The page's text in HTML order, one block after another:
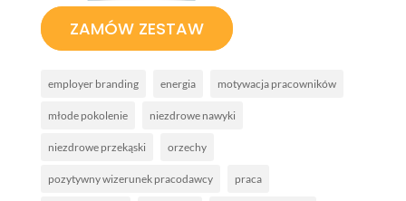
ZAMÓW ZESTAW
employer branding energia motywacja pracowników
młode pokolenie niezdrowe nawyki
niezdrowe przekąski orzechy
pozytywny wizerunek pracodawcy praca